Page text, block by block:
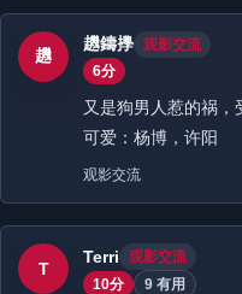
䟇
䟇鑄㩭 观影交流
6分
又是狗男人惹的祸
可爱：杨博，许阳
观影交流
T
Terri
观影交流
10分
9 有用